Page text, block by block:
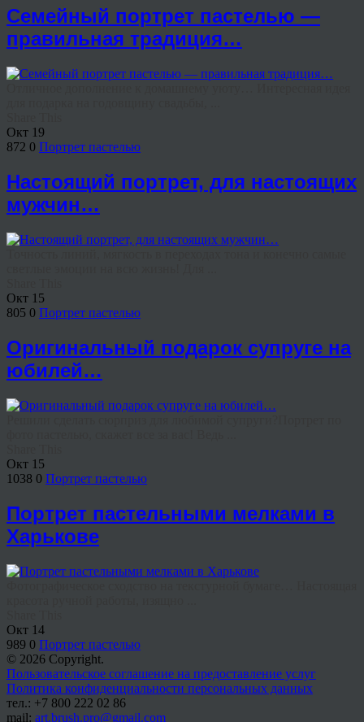
Семейный портрет пастелью —
правильная традиция…
Окт 19
872 0 Портрет пастелью
Настоящий портрет, для настоящих
мужчин…
Окт 15
805 0 Портрет пастелью
Оригинальный подарок супруге на
юбилей…
Окт 15
1038 0 Портрет пастелью
Портрет пастельными мелками в
Харькове
Окт 14
989 0 Портрет пастелью
© 2026 Copyright.
Пользовательское соглашение на предоставление услуг
Политика конфиденциальности персональных данных
тел.: +7 800 222 02 86
mail: art.brush.pro@gmail.com